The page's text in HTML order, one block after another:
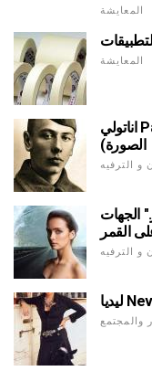
المعايشة
المعايشة
اناتولي Papanov: سيرة وأفلامه من الفاعل (في
الصورة)
و الترفيه
الجهات
و الترفيه
والمجتمع